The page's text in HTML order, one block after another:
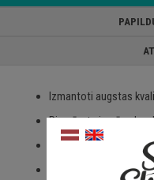
Izmantoti augstas
Piemērots izmērs, kas
Viegli un ērti pievienot
Piegāde Latvijā un